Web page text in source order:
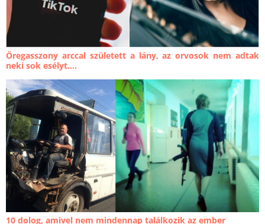
Öregasszony arccal született a lány, az orvosok nem adtak
neki sok esélyt....
10 dolog, amivel nem mindennap találkozik az ember